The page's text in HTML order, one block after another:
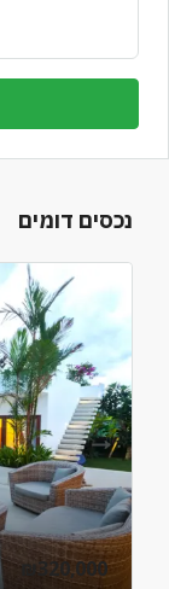
נכסים דומים
₪320,000